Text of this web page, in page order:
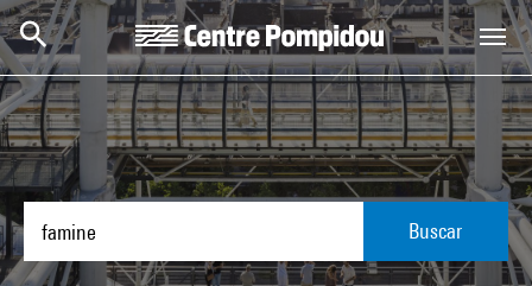
Skip to main content
Centre Pompidou
Buscar